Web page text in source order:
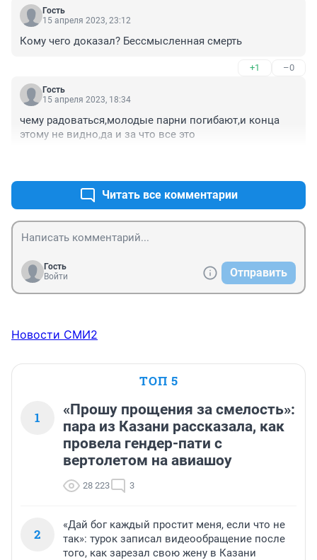
Гость
15 апреля 2023, 23:12
Кому чего доказал? Бессмысленная смерть
+1 –0
Гость
15 апреля 2023, 18:34
чему радоваться,молодые парни погибают,и конца
этому не видно,да и за что все это
Читать все комментарии
Гость
Войти
Отправить
Новости СМИ2
ТОП 5
1
«Прошу прощения за смелость»:
пара из Казани рассказала, как
провела гендер-пати с
вертолетом на авиашоу
28 223 3
2
«Дай бог каждый простит меня, если что не
так»: турок записал видеообращение после
того, как зарезал свою жену в Казани